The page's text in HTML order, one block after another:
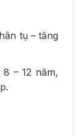
tụ – tăng
– 12 năm,